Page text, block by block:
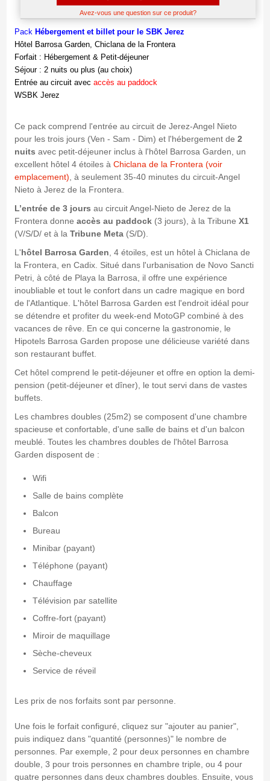
Avez-vous une question sur ce produit?
Pack Hébergement et billet pour le SBK Jerez
Hôtel Barrosa Garden, Chiclana de la Frontera
Forfait : Hébergement & Petit-déjeuner
Séjour : 2 nuits ou plus (au choix)
Entrée au circuit avec accès au paddock
WSBK Jerez
Ce pack comprend l'entrée au circuit de Jerez-Angel Nieto
pour les trois jours (Ven - Sam - Dim) et l'hébergement de 2
nuits avec petit-déjeuner inclus à l'hôtel Barrosa Garden, un
excellent hôtel 4 étoiles à Chiclana de la Frontera (voir
emplacement) , à seulement 35-40 minutes du circuit-Angel
Nieto à Jerez de la Frontera.
L’entrée de 3 jours au circuit Angel-Nieto de Jerez de la
Frontera donne accès au paddock(3 jours), à la Tribune X1
(V/S/D/ et à la Tribune Meta(S/D).
L'hôtel Barrosa Garden , 4 étoiles, est un hôtel à Chiclana de
la Frontera, en Cadix. Situé dans l'urbanisation de Novo Sancti
Petri, à côté de Playa la Barrosa, il offre une expérience
inoubliable et tout le confort dans un cadre magique en bord
de l'Atlantique. L'hôtel Barrosa Garden est l'endroit idéal pour
se détendre et profiter du week-end MotoGP combiné à des
vacances de rêve. En ce qui concerne la gastronomie, le
Hipotels Barrosa Garden propose une délicieuse variété dans
son restaurant buffet.
Cet hôtel comprend le petit-déjeuner et offre en option la demi-
pension (petit-déjeuner et dîner), le tout servi dans de vastes
buffets.
Les chambres doubles (25m2) se composent d'une chambre
spacieuse et confortable, d'une salle de bains et d'un balcon
meublé. Toutes les chambres doubles de l'hôtel Barrosa
Garden disposent de :
Wifi
Salle de bains complète
Balcon
Bureau
Minibar (payant)
Téléphone (payant)
Chauffage
Télévision par satellite
Coffre-fort (payant)
Miroir de maquillage
Sèche-cheveux
Service de réveil
Les prix de nos forfaits sont par personne.
Une fois le forfait configuré, cliquez sur "ajouter au panier",
puis indiquez dans "quantité (personnes)" le nombre de
personnes. Par exemple, 2 pour deux personnes en chambre
double, 3 pour trois personnes en chambre triple, ou 4 pour
quatre personnes dans deux chambres doubles. Ensuite, vous